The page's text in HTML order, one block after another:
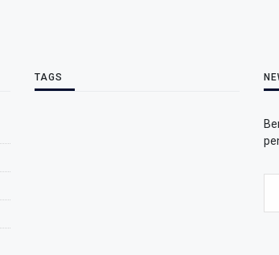
TAGS